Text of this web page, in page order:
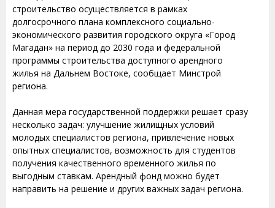
строительство осуществляется в рамках
долгосрочного плана комплексного социально-
экономического развития городского округа «Город
Магадан» на период до 2030 года и федеральной
программы строительства доступного арендного
жилья на Дальнем Востоке, сообщает Минстрой
региона.
Данная мера государственной поддержки решает сразу
несколько задач: улучшение жилищных условий
молодых специалистов региона, привлечение новых
опытных специалистов, возможность для студентов
получения качественного временного жилья по
выгодным ставкам. Арендный фонд можно будет
направить на решение и других важных задач региона.